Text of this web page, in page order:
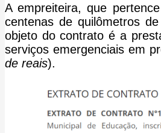
A empreiteira, que
centenas de quilômetros
objeto do contrato é a
serviços emergenciais em
de reais).